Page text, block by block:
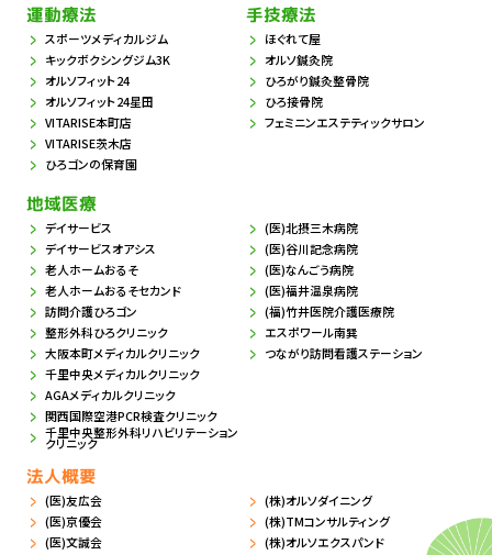
運動療法
スポーツメディカルジム
キックボクシングジム3K
オルソフィット24
オルソフィット24星田
VITARISE本町店
VITARISE茨木店
ひろゴンの保育園
手技療法
ほぐれて屋
オルソ鍼灸院
ひろがり鍼灸整骨院
ひろ接骨院
フェミニンエステティックサロン
地域医療
デイサービス
デイサービスオアシス
老人ホームおるそ
老人ホームおるそセカンド
訪問介護ひろゴン
整形外科ひろクリニック
大阪本町メディカルクリニック
千里中央メディカルクリニック
AGAメディカルクリニック
関西国際空港PCR検査クリニック
千里中央整形外科リハビリテーション
クリニック
(医)北摂三木病院
(医)谷川記念病院
(医)なんごう病院
(医)福井温泉病院
(福)竹井医院介護医療院
エスポワール南巽
つながり訪問看護ステーション
法人概要
(医)友広会
(医)京優会
(医)文誠会
(株)オルソダイニング
(株)TMコンサルティング
(株)オルソエクスパンド